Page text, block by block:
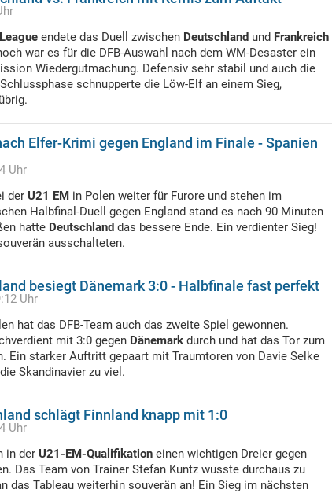
endete das Duell zwischen Deutschland und Frankreich
war es für die DFB-Auswahl nach dem WM-Desaster ein
Wiedergutmachung. Defensiv sehr stabil und auch die
schnupperte die Löw-Elf an einem Sieg,
Elfer-Krimi gegen England im Finale - Spanien
Uhr
der U21 EM in Polen weiter für Furore und stehen im
Halbfinal-Duell gegen England stand es nach 90 Minuten
hatte Deutschland das bessere Ende. Ein verdienter Sieg!
ausschalteten.
besiegt Dänemark 3:0 - Halbfinale fast perfekt
Uhr
hat das DFB-Team auch das zweite Spiel gewonnen.
mit 3:0 gegen Dänemark durch und hat das Tor zum
Ein starker Auftritt gepaart mit Traumtoren von Davie Selke
Skandinavier zu viel.
schlägt Finnland knapp mit 1:0
Uhr
in der U21-EM-Qualifikation einen wichtigen Dreier gegen
Das Team von Trainer Stefan Kuntz wusste durchaus zu
das Tableau weiterhin souverän an! Ein Sieg im nächsten